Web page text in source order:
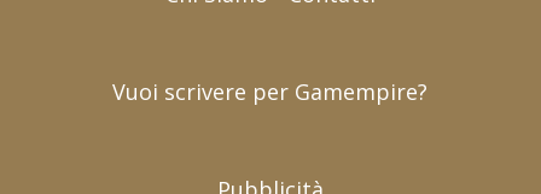
Vuoi scrivere per Gamempire?